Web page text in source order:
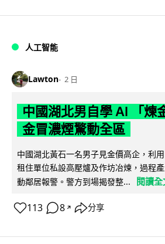
人工智能
Lawton 2 日
中國湖北男自學 AI 「煉
金冒濃煙驚動全區
中國湖北黃石一名男子見金價高企，利
租住單位私設高壓爐及作坊冶煉，過程
動鄰居報警。警方到場揭發整...
閱讀全
113 8 ↗ 分享